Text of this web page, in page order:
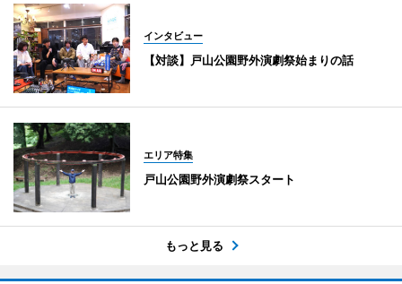
インタビュー
【対談】戸山公園野外演劇祭始まりの話
エリア特集
戸山公園野外演劇祭スタート
もっと見る